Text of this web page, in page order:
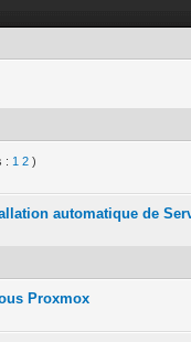
: 1 2 )
automatique de
Proxmox